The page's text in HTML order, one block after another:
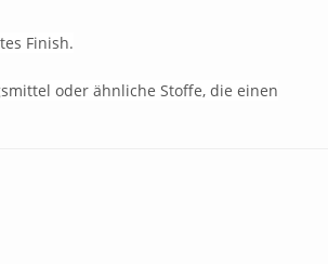
Finish.
oder ähnliche Stoffe, die einen